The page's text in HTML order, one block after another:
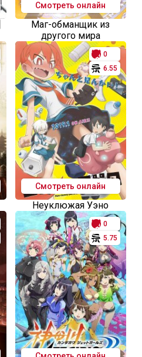
Смотреть онлайн
Маг-обманщик из
другого мира
0
6.55
Смотреть онлайн
Неуклюжая Уэно
0
5.75